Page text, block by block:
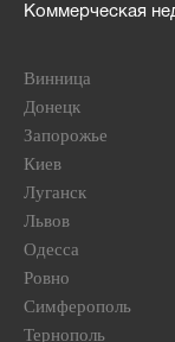
Коммерческая
Винница
Донецк
Запорожье
Киев
Луганск
Львов
Одесса
Ровно
Симферополь
Тернополь